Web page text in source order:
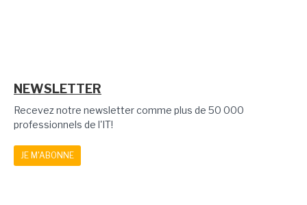
NEWSLETTER
Recevez notre newsletter comme plus de 50 000
professionnels de l'IT!
JE M'ABONNE